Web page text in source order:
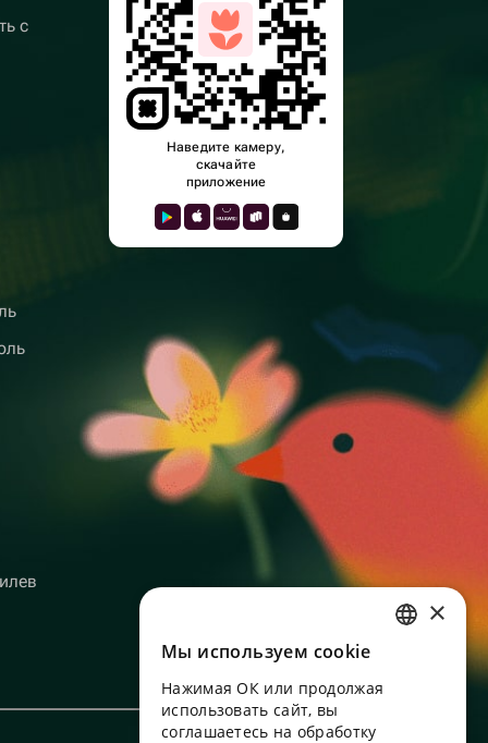
с
Наведите камеру,
скачайте
приложение
ENGLISH
UKRAINIAN
×
Мы используем сookie
Нажимая ОК или продолжая
использовать сайт, вы
соглашаетесь на обработку